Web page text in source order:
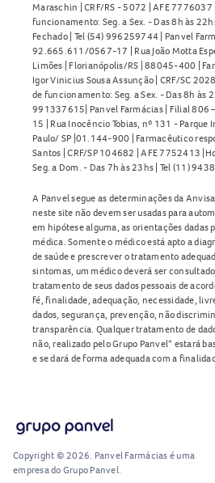
Maraschin | CRF/RS - 5072 | AFE 7776037
funcionamento: Seg. a Sex. - Das 8h às
Fechado | Tel (54) 996259744 | Panvel
92.665.611/0567-17 | Rua João Motta
Limões | Florianópolis/RS | 88045-400 |
Igor Vinicius Sousa Assunção | CRF/SC
de funcionamento: Seg. a Sex. - Das 8h às
991337615| Panvel Farmácias | Filial 806
15 | Rua Inocêncio Tobias, nº 131 - Parque
Paulo/ SP |01.144-900 | Farmacêutico
Santos | CRF/SP 104682 | AFE 7752413
Seg. a Dom. - Das 7h às 23hs | Tel (11)
A Panvel segue as determinações da
neste site não devem ser usadas para
em hipótese alguma, as orientações dadas
médica. Somente o médico está apto a
de saúde e prescrever o tratamento
sintomas, um médico deverá ser
tratamento de seus dados pessoais de
fé, finalidade, adequação, necessidade,
dados, segurança, prevenção, não
transparência. Qualquer tratamento de
não, realizado pelo Grupo Panvel* estará
e se dará de forma adequada com a
Copyright © 2026. Panvel Farmácias é uma
empresa do Grupo Panvel.